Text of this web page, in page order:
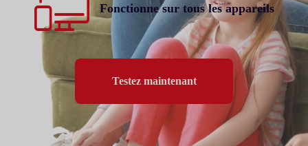
Fonctionne sur tous les appareils
Testez maintenant